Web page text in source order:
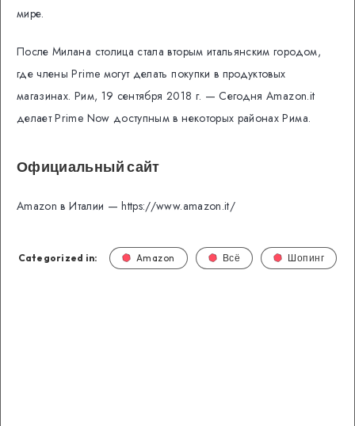
мире.
После Милана столица стала вторым итальянским городом,
где члены Prime могут делать покупки в продуктовых
магазинах. Рим, 19 сентября 2018 г. — Сегодня Amazon.it
делает Prime Now доступным в некоторых районах Рима.
Официальный сайт
Amazon вИталии — https://www.amazon.it/
Categorized in: Amazon Всё Шопинг